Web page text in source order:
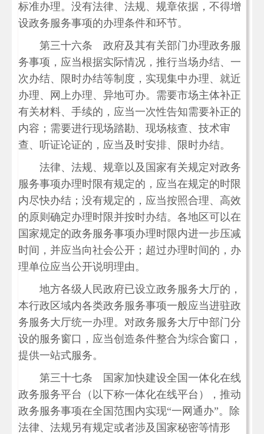
标准办理。没有法律、法规、规章依据，不得增
设政务服务事项的办理条件和环节。
第三十六条 政府及其有关部门办理政务服
务事项，应当根据实际情况，推行当场办结、一
次办结、限时办结等制度，实现集中办理、就近
办理、网上办理、异地可办。需要市场主体补正
有关材料、手续的，应当一次性告知需要补正的
内容；需要进行现场踏勘、现场核查、技术审
查、听证论证的，应当及时安排、限时办结。
法律、法规、规章以及国家有关规定对政务
服务事项办理时限有规定的，应当在规定的时限
内尽快办结；没有规定的，应当按照合理、高效
的原则确定办理时限并按时办结。各地区可以在
国家规定的政务服务事项办理时限内进一步压减
时间，并应当向社会公开；超过办理时间的，办
理单位应当公开说明理由。
地方各级人民政府已设立政务服务大厅的，
本行政区域内各类政务服务事项一般应当进驻政
务服务大厅统一办理。对政务服务大厅中部门分
设的服务窗口，应当创造条件整合为综合窗口，
提供一站式服务。
第三十七条 国家加快建设全国一体化在线
政务服务平台（以下称一体化在线平台），推动
政务服务事项在全国范围内实现“一网通办”。除
法律、法规另有规定或者涉及国家秘密等情形